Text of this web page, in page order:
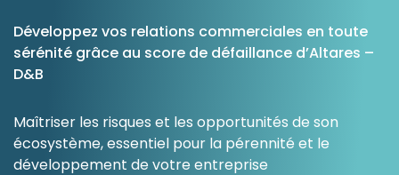
Nos solutions
Notre groupe
Développez vos relations commerciales en toute
sérénité grâce au score de défaillance d’Altares –
D&B
Maîtriser les risques et les opportunités de son
écosystème, essentiel pour la pérennité et le
développement de votre entreprise